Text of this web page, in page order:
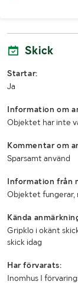
Skick
Startar:
Ja
Information om
Objektet har inte
Kommentar om
Sparsamt använd
Information från
Objektet fungerar,
Kända
Gripklo i okänt
skick idag
Har förvarats:
Inomhus I